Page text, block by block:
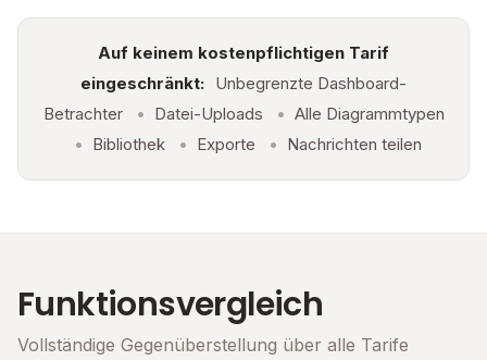
Auf keinem kostenpflichtigen Tarif
eingeschränkt: Unbegrenzte Dashboard-
Betrachter
• Datei-Uploads • Alle Diagrammtypen
• Bibliothek • Exporte • Nachrichten teilen
Funktionsvergleich
Vollständige Gegenüberstellung über alle Tarife